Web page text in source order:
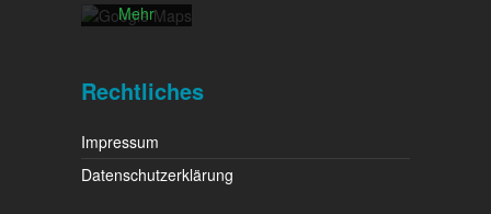
Mehr
Karte
laden
Google
Maps immer
Rechtliches
Impressum
Datenschutzerklärung